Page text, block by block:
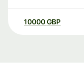
10000 GBP